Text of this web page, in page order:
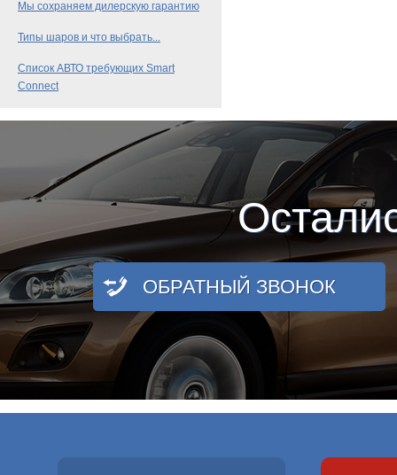
Мы сохраняем дилерскую гарантию
Типы шаров и что выбрать...
Список АВТО требующих Smart
Connect
ОБРАТНЫЙ ЗВОНОК